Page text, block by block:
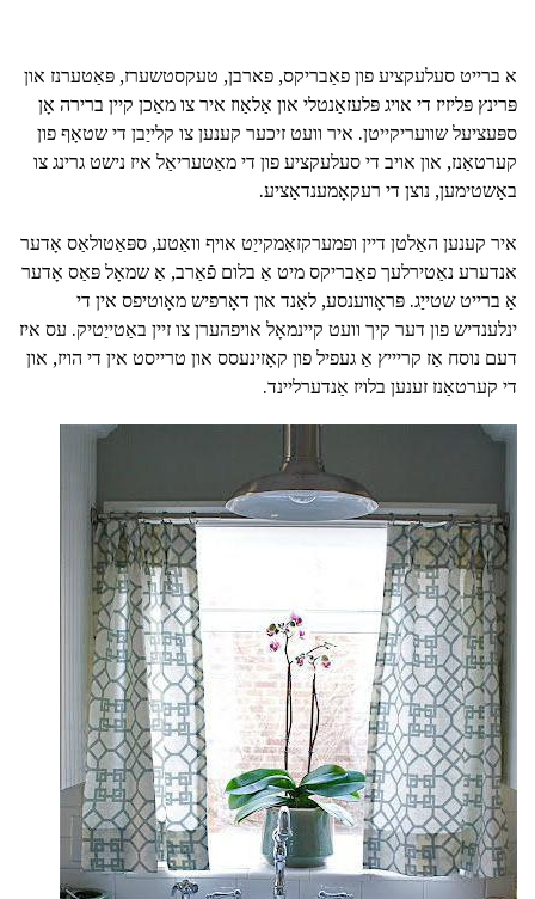
א ברייט סעלעקציע פון פאַבריקס, פארבן, טעקסטשערז, פּאַטערנז און
פּרינץ פּליזיז די אויג פּלעזאַנטלי און אַלאַוז איר צו מאַכן קיין ברירה אָן
ספּעציעל שוועריקייטן. איר וועט זיכער קענען צו קלייַבן די שטאָף פון
קערטאַנז, און אויב די סעלעקציע פון די מאַטעריאַל איז נישט גרינג צו
באַשטימען, נוצן די רעקאָמענדאַציע.
איר קענען האַלטן דיין ופמערקזאַמקייַט אויף וואַטע, ספּאַטולאַס אָדער
אנדערע נאַטירלעך פאַבריקס מיט אַ בלום פֿאַרב, אַ שמאָל פּאַס אָדער
אַ ברייט שטייַג. פּראָווענסע, לאַנד און דאָרפיש מאָוטיפס אין די
ינלענדיש פון דער קיך וועט קיינמאָל אויפהערן צו זיין באַטייַטיק. עס איז
דעם נוסח אַז קריייץ אַ געפיל פון קאָזינעסס און טרייסט אין די הויז, און
די קערטאַנז זענען בלויז אַנדערליינד.